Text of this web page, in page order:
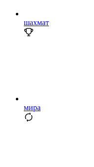
шахмат
мира